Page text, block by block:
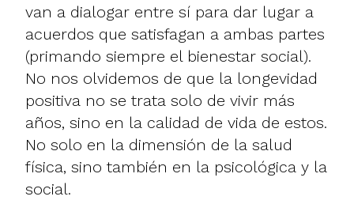
van a dialogar entre sí para dar lugar a
acuerdos que satisfagan a ambas partes
(primando siempre el bienestar social).
No nos olvidemos de que la longevidad
positiva no se trata solo de vivir más
años, sino en la calidad de vida de estos.
No solo en la dimensión de la salud
física, sino también en la psicológica y la
social.